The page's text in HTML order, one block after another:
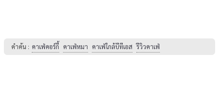
คำค้น : คาเฟ่คอร์กี้ คาเฟ่หมา คาเฟ่ใกล้บีทีเอส รีวิวคาเฟ่